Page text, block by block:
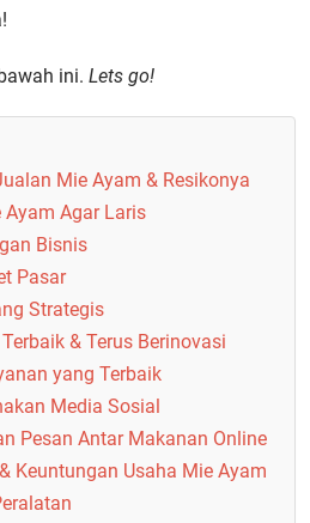
ini. Lets go!
Mie Ayam & Resikonya
Agar Laris
Bisnis
Pasar
Strategis
& Terus Berinovasi
yang Terbaik
Media Sosial
Pesan Antar Makanan Online
Keuntungan Usaha Mie Ayam